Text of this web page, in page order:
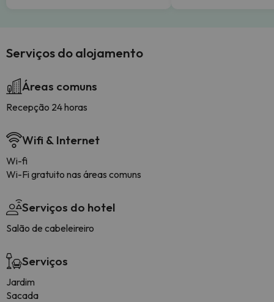
Serviços do alojamento
Áreas comuns
Recepção 24 horas
Wifi & Internet
Wi-fi
Wi-Fi gratuito nas áreas comuns
Serviços do hotel
Salão de cabeleireiro
Serviços
Jardim
Sacada